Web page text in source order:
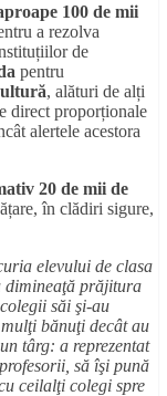
100 de mii
a rezolva
de
pentru
, alături de alți
direct proporționale
alertele acestora
20 de mii de
în clădiri sigure,
elevului de clasa
dimineaţă prăjitura
săi şi-au
bănuţi decât au
târg: a reprezentat
să îşi pună
ceilalţi colegi spre